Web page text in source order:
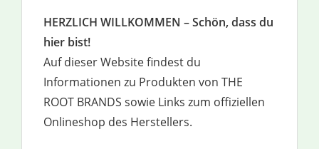
HERZLICH WILLKOMMEN – Schön, dass du
hier bist!
Auf dieser Website findest du
Informationen zu Produkten von THE
ROOT BRANDS sowie Links zum offiziellen
Onlineshop des Herstellers.